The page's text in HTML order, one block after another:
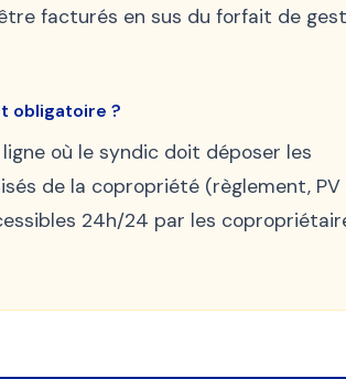
facturés en sus du forfait de
obligatoire ?
où le syndic doit déposer les
de la copropriété (règlement, PV
24h/24 par les